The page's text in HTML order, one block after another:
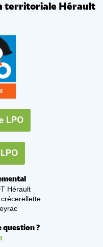
territoriale Hérault
LPO
Hérault
question ?